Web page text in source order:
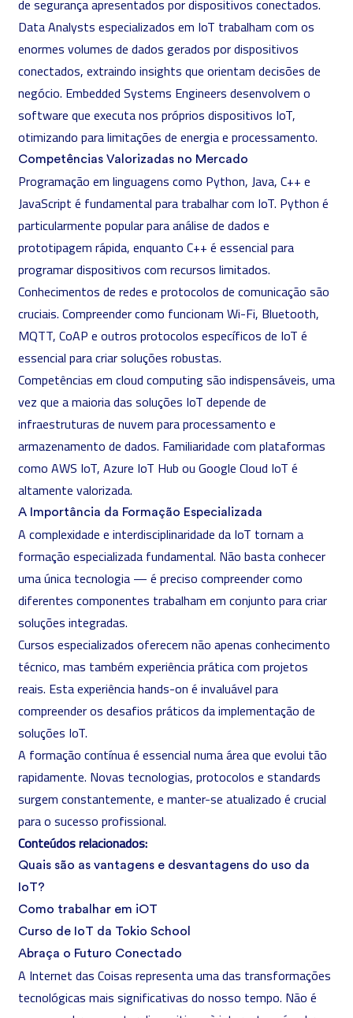
de segurança apresentados por dispositivos conectados.
Data Analysts especializados em IoT trabalham com os
enormes volumes de dados gerados por dispositivos
conectados, extraindo insights que orientam decisões de
negócio. Embedded Systems Engineers desenvolvem o
software que executa nos próprios dispositivos IoT,
otimizando para limitações de energia e processamento.
Competências Valorizadas no Mercado
Programação em linguagens como Python, Java, C++ e
JavaScript é fundamental para trabalhar com IoT. Python é
particularmente popular para análise de dados e
prototipagem rápida, enquanto C++ é essencial para
programar dispositivos com recursos limitados.
Conhecimentos de redes e protocolos de comunicação são
cruciais. Compreender como funcionam Wi-Fi, Bluetooth,
MQTT, CoAP e outros protocolos específicos de IoT é
essencial para criar soluções robustas.
Competências em cloud computing são indispensáveis, uma
vez que a maioria das soluções IoT depende de
infraestruturas de nuvem para processamento e
armazenamento de dados. Familiaridade com plataformas
como AWS IoT, Azure IoT Hub ou Google Cloud IoT é
altamente valorizada.
A Importância da Formação Especializada
A complexidade e interdisciplinaridade da IoT tornam a
formação especializada fundamental. Não basta conhecer
uma única tecnologia — é preciso compreender como
diferentes componentes trabalham em conjunto para criar
soluções integradas.
Cursos especializados oferecem não apenas conhecimento
técnico, mas também experiência prática com projetos
reais. Esta experiência hands-on é invaluável para
compreender os desafios práticos da implementação de
soluções IoT.
A formação contínua é essencial numa área que evolui tão
rapidamente. Novas tecnologias, protocolos e standards
surgem constantemente, e manter-se atualizado é crucial
para o sucesso profissional.
Conteúdos relacionados:
Quais são as vantagens e desvantagens do uso da
IoT?
Como trabalhar em iOT
Curso de IoT da Tokio School
Abraça o Futuro Conectado
A Internet das Coisas representa uma das transformações
tecnológicas mais significativas do nosso tempo. Não é